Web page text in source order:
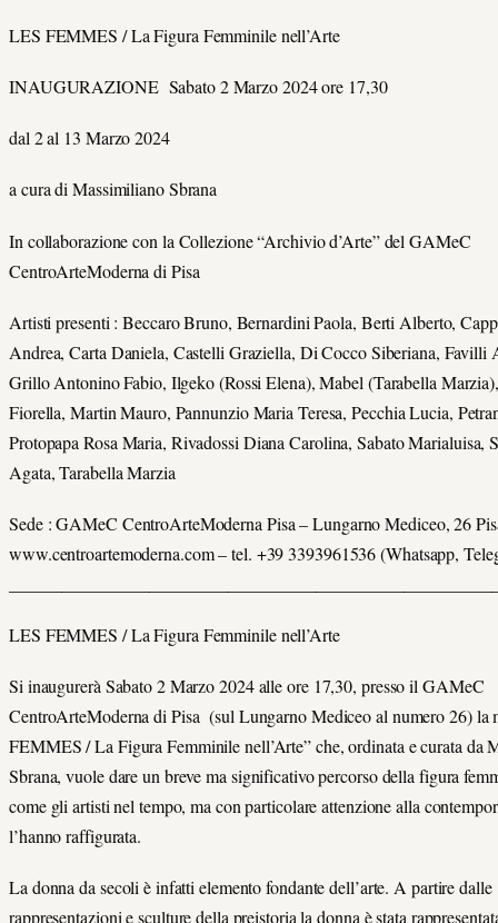
LES FEMMES / La Figura Femminile nell’Arte
INAUGURAZIONE Sabato 2 Marzo 2024 ore 17,30
dal 2 al 13 Marzo 2024
a cura di Massimiliano Sbrana
In collaborazione con la Collezione “Archivio d’Arte” del GAMeC
CentroArteModerna di Pisa
Artisti presenti : Beccaro Bruno, Bernardini Paola, Berti Alberto,
Andrea, Carta Daniela, Castelli Graziella, Di Cocco Siberiana, Favilli
Grillo Antonino Fabio, Ilgeko (Rossi Elena), Mabel (Tarabella
Fiorella, Martin Mauro, Pannunzio Maria Teresa, Pecchia Lucia,
Protopapa Rosa Maria, Rivadossi Diana Carolina, Sabato Marialuisa,
Agata, Tarabella Marzia
Sede : GAMeC CentroArteModerna Pisa – Lungarno Mediceo, 26
www.centroartemoderna.com – tel. +39 3393961536 (Whatsapp,
LES FEMMES / La Figura Femminile nell’Arte
Si inaugurerà Sabato 2 Marzo 2024 alle ore 17,30, presso il GAMeC
CentroArteModerna di Pisa (sul Lungarno Mediceo al numero 26) la
FEMMES / La Figura Femminile nell’Arte” che, ordinata e curata da
Sbrana, vuole dare un breve ma significativo percorso della figura
come gli artisti nel tempo, ma con particolare attenzione alla
l’hanno raffigurata.
La donna da secoli è infatti elemento fondante dell’arte. A partire dalle
rappresentazioni e sculture della preistoria la donna è stata